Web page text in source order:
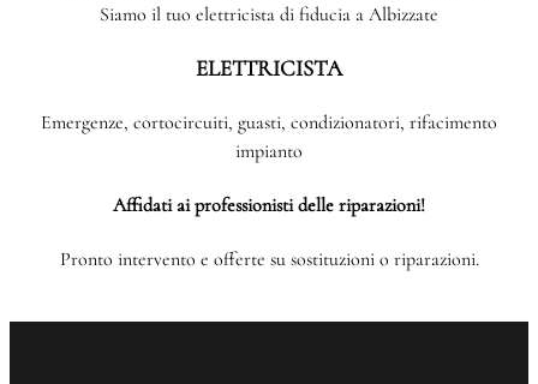
Siamo il tuo elettricista di fiducia a Albizzate
ELETTRICISTA
Emergenze, cortocircuiti, guasti, condizionatori, rifacimento
impianto
Affidati ai professionisti delle riparazioni!
Pronto intervento e offerte su sostituzioni o riparazioni.